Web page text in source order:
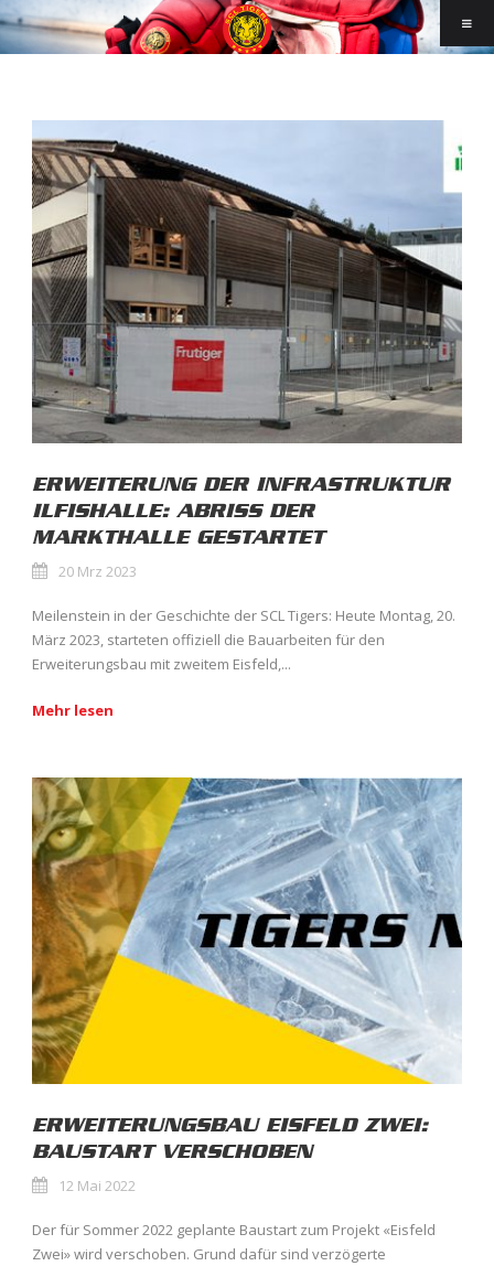
ERWEITERUNG DER INFRASTRUKTUR
ILFISHALLE: ABRISS DER
MARKTHALLE GESTARTET
20 Mrz 2023
Meilenstein in der Geschichte der SCL Tigers: Heute Montag, 20.
März 2023, starteten offiziell die Bauarbeiten für den
Erweiterungsbau mit zweitem Eisfeld,...
Mehr lesen
ERWEITERUNGSBAU EISFELD ZWEI:
BAUSTART VERSCHOBEN
12 Mai 2022
Der für Sommer 2022 geplante Baustart zum Projekt «Eisfeld
Zwei» wird verschoben. Grund dafür sind verzögerte